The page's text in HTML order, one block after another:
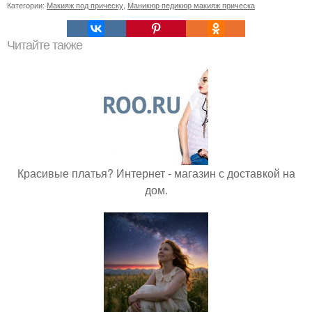
Категории: Макияж под прическу Маникюр педикюр макияж прическа
Читайте также
Красивые платья? Интернет - магазин с доставкой на
дом.